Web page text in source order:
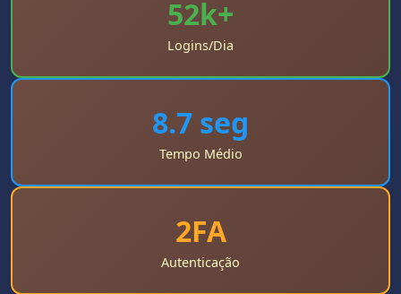
52k+
Logins/Dia
8.7 seg
Tempo Médio
2FA
Autenticação